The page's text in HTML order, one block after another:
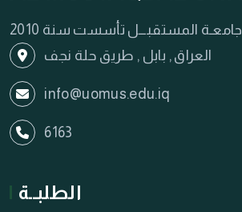
جامعـة المستقبـــل تأسست سنة 2010
العراق , بابل , طريق حلة نجف
info@uomus.edu.iq
6163
الطلبــة